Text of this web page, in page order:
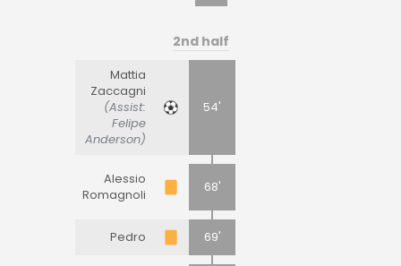
2nd half
Mattia
Zaccagni
(Assist:
Felipe
Anderson)
54'
Alessio
Romagnoli
68'
Pedro 69'